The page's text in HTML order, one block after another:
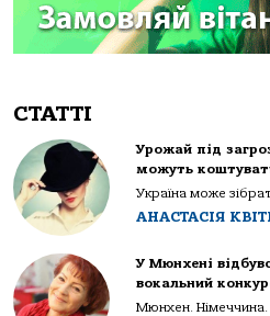
СТАТТІ
Урожай під
можуть
Україна може
АНАСТАСІЯ
У Мюнхені
вокальний
Мюнхен. Німеччина.